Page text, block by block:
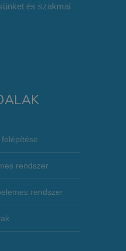
és szakmai
rendszer
rendszer